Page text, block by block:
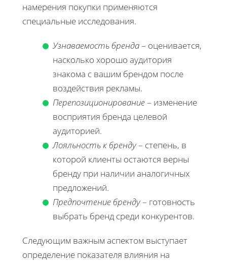
намерения покупки применяются
специальные исследования.
Узнаваемость бренда– оценивается,
насколько хорошо аудитория
знакома с вашим брендом после
воздействия рекламы.
Перепозиционирование– изменение
восприятия бренда целевой
аудиторией.
Лояльность к бренду– степень, в
которой клиенты остаются верны
бренду при наличии аналогичных
предложений.
Предпочтение бренду– готовность
выбрать бренд среди конкурентов.
Следующим важным аспектом выступает
определение показателя влияния на